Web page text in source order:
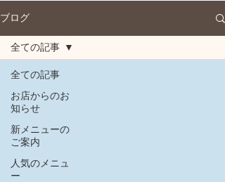
ブログ
全ての記事
お店からのお
知らせ
新メニューの
ご案内
人気のメニュ
ー
全ての記事